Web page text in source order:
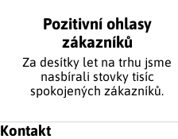
Pozitivní ohlasy
zákazníků
Za desítky let na trhu jsme
nasbírali stovky tisíc
spokojených zákazníků.
Zápatí
Kontakt